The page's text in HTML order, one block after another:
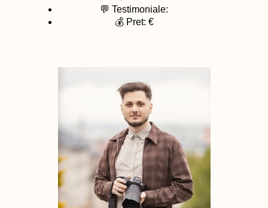
💬 Testimoniale:
💰 Pret: €